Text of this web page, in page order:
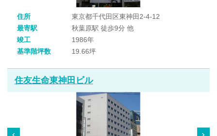
住所
東京都千代田区東神田2-4-12
最寄駅
秋葉原駅 徒歩9分 他
竣工
1986年
基準階坪数
19.66坪
住友生命東神田ビル